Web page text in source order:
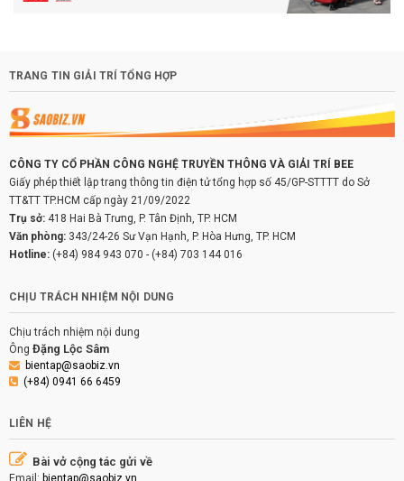
TRANG TIN GIẢI TRÍ TỔNG HỢP
CÔNG TY CỔ PHẦN CÔNG NGHỆ TRUYỀN THÔNG VÀ GIẢI TRÍ BEE
Giấy phép thiết lập trang thông tin điện tử tổng hợp số 45/GP-STTTT do Sở
TT&TT TP.HCM cấp ngày 21/09/2022
Trụ sở: 418 Hai Bà Trưng, P. Tân Định, TP. HCM
Văn phòng: 343/24-26 Sư Vạn Hạnh, P. Hòa Hưng, TP. HCM
Hotline: (+84) 984 943 070 - (+84) 703 144 016
CHỊU TRÁCH NHIỆM NỘI DUNG
Chịu trách nhiệm nội dung
Ông Đặng Lộc Sâm
bientap@saobiz.vn
(+84) 0941 66 6459
LIÊN HỆ
Bài vở cộng tác gửi về
Email: bientap@saobiz.vn